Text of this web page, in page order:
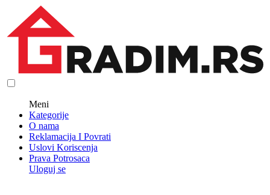
Meni
Kategorije
O nama
Reklamacija I Povrati
Uslovi Koriscenja
Prava Potrosaca
Uloguj se